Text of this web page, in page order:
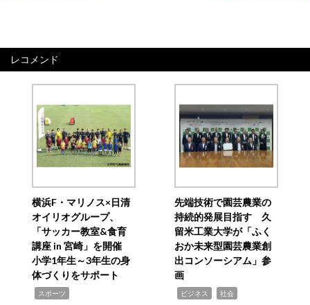
レコメンド
横浜F・マリノス×日清
オイリオグループ、
「サッカー教室&食育
講座 in 宮崎」を開催
小学1年生～3年生の身
体づくりをサポート
スポーツ
先端技術で園芸農業の
持続的発展目指す 久
留米工業大学が「ふく
おか未来型園芸農業創
出コンソーシアム」参
画
ビジネス 社会